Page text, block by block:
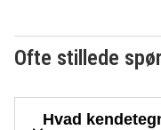
Ofte stillede
Hvad